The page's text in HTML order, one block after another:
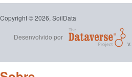
Copyright © 2026, SoilData
Desenvolvido por